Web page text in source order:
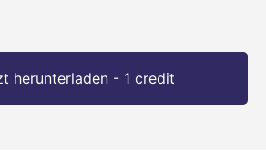
herunterladen - 1 credit